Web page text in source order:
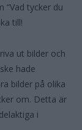
“Vad tycker du
till!
ut bilder och
hade
bilder på olika
om. Detta är
i